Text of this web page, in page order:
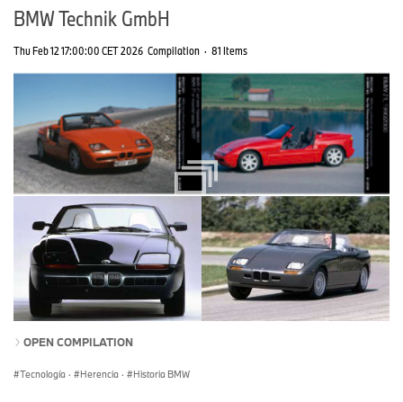
BMW Technik GmbH
Thu Feb 12 17:00:00 CET 2026 Compilation · 81 Items
OPEN COMPILATION
Tecnología · Herencia · Historia BMW